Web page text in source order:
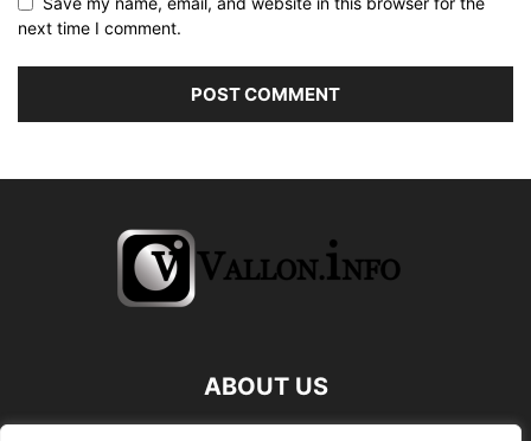
next time I comment.
ABOUT US